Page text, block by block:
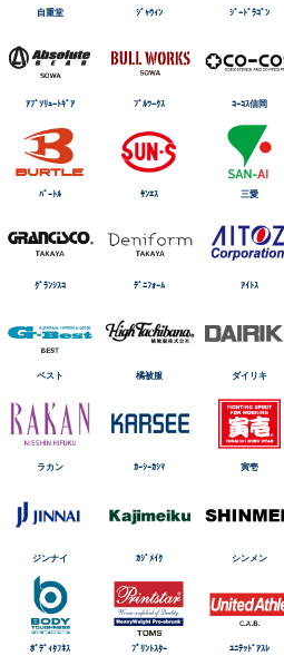
自重堂 ｼﾞｬｳｨﾝ ｼﾞｰﾄﾞﾗｺﾞﾝ
ｱﾌﾞｿﾘｭｰﾄｷﾞｱ ﾌﾞﾙﾜｰｸｽ ｺｰｺｽ信岡
ﾊﾞｰﾄﾙ ｻﾝｴｽ 三愛
ｸﾞﾗﾝｼｽｺ ﾃﾞﾆﾌｫｰﾑ ｱｲﾄｽ
ベスト 橘被服 ダイリキ
ラカン ｶｰｼｰｶｼﾏ 寅壱
ジンナイ ｶｼﾞﾒｲｸ シンメン
ﾎﾞﾃﾞｨﾀﾌﾈｽ ﾌﾟﾘﾝﾄｽﾀｰ ﾕﾆﾃｯﾄﾞｱｽﾚ